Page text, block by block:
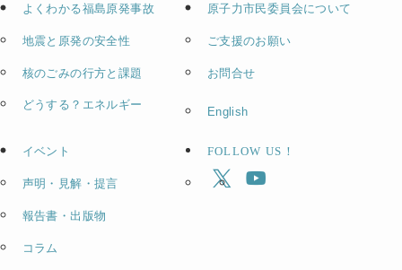
よくわかる福島原発事故
地震と原発の安全性
核のごみの行方と課題
どうする？エネルギー
イベント
声明・見解・提言
報告書・出版物
コラム
原子力市民委員会について
ご支援のお願い
お問合せ
English
FOLLOW US！